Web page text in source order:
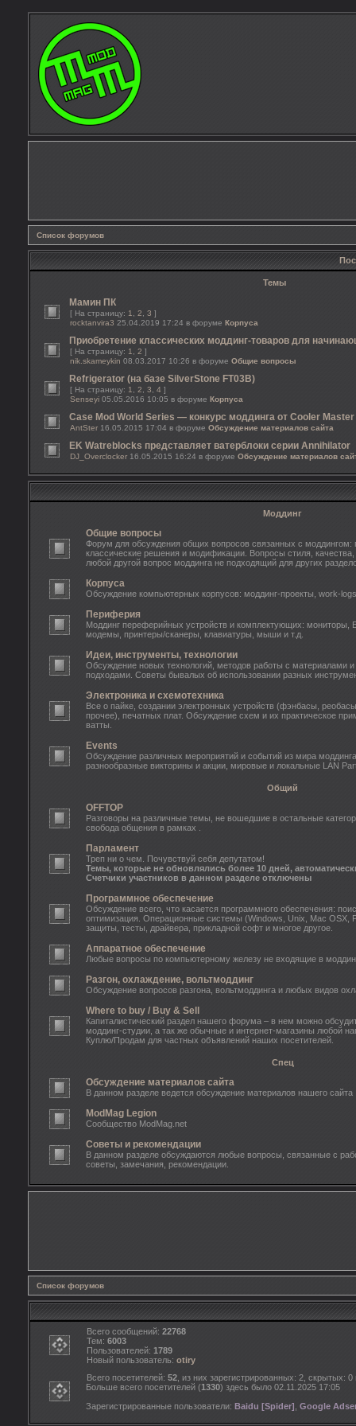
Список форумов
Темы
Мамин ПК
[ На страницу: 1 2 3 ]
rocktanvira3 25.04.2019 17:24 в форуме Корпуса
Приобретение классических моддинг-товаров для
[ На страницу: 1 2 ]
nik.skameykin 08.03.2017 10:26 в форуме Общие вопросы
Refrigerator (на базе SilverStone FT03B)
[ На страницу: 1 2 3 4 ]
Senseyi 05.05.2016 10:05 в форуме Корпуса
Case Mod World Series — конкурс моддинга от Cooler Master
AntSter 16.05.2015 17:04 в форуме Обсуждение материалов сайта
EK Watreblocks представляет ватерблоки серии Annihilator
DJ_Overclocker 16.05.2015 16:24 в форуме Обсуждение материалов
Моддинг
Общие вопросы
Форум для обсуждения общих вопросов связанных с
классические решения и модификации. Вопросы стиля,
любой другой вопрос моддинга не подходящий для других
Корпуса
Обсуждение компьютерных корпусов: моддинг-проекты, work-
Периферия
Моддинг переферийных устройств и комплектующих:
модемы, принтеры/сканеры, клавиатуры, мыши и т.д.
Идеи, инструменты, технологии
Обсуждение новых технологий, методов работы с материалами
подходами. Советы бывалых об использовании разных
Электроника и схемотехника
Все о пайке, создании электронных устройств (фэнбасы,
прочее), печатных плат. Обсуждение схем и их практическое
ватты.
Events
Обсуждение различных мероприятий и событий из мира
разнообразные викторины и акции, мировые и локальные LAN
Общий
OFFTOP
Разговоры на различные темы, не вошедшие в остальные
свобода общения в рамках .
Парламент
Треп ни о чем. Почувствуй себя депутатом!
Темы, которые не обновлялись более 10 дней,
Счетчики участников в данном разделе отключены
Программное обеспечение
Обсуждение всего, что касается программного обеспечения:
оптимизация. Операционные системы (Windows, Unix, Mac OSX,
защиты, тесты, драйвера, прикладной софт и многое другое.
Аппаратное обеспечение
Любые вопросы по компьютерному железу не входящие в
Разгон, охлаждение, вольтмоддинг
Обсуждение вопросов разгона, вольтмоддинга и любых видов
Where to buy / Buy & Sell
Капиталистический раздел нашего форума – в нем можно
моддинг-студии, а так же обычные и интернет-магазины любой
Куплю/Продам для частных объявлений наших посетителей.
Спец
Обсуждение материалов сайта
В данном разделе ведется обсуждение материалов нашего сайта
ModMag Legion
Сообщество ModMag.net
Советы и рекомендации
В данном разделе обсуждаются любые вопросы, связанные с
советы, замечания, рекомендации.
Список форумов
Всего сообщений: 22768
Тем: 6003
Пользователей: 1789
Новый пользователь: otiry
Всего посетителей: 52 , из них зарегистрированных: 2, скрытых:
Больше всего посетителей (1330) здесь было 02.11.2025 17:05
Зарегистрированные пользователи: Baidu [Spider] Google